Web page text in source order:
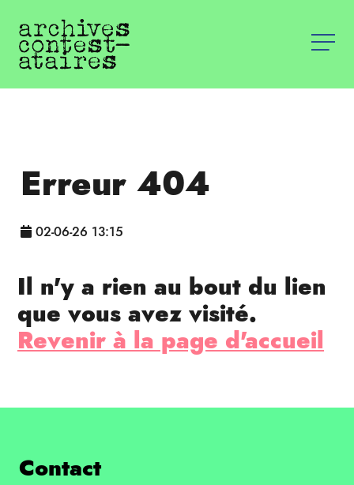
Erreur 404
02-06-26 13:15
Il n'y a rien au bout du lien
que vous avez visité.
Revenir à la page d'accueil
Contact